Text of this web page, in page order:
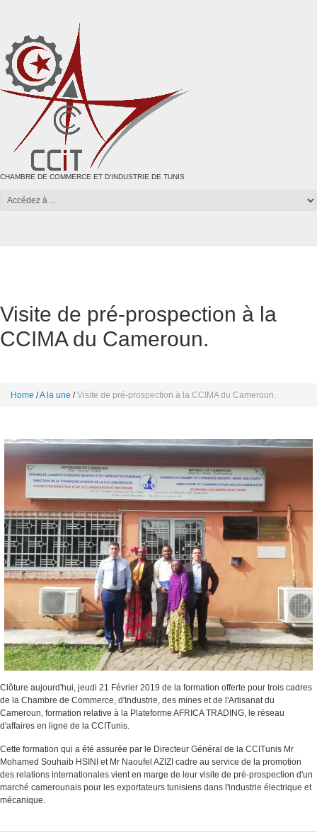
CHAMBRE DE COMMERCE ET D'INDUSTRIE DE TUNIS
Visite de pré-prospection à la
CCIMA du Cameroun.
Home A la une Visite de pré-prospection à la CCIMA du Cameroun.
Clôture aujourd'hui, jeudi 21 Février 2019 de la formation offerte pour trois cadres
de la Chambre de Commerce, d'Industrie, des mines et de l'Artisanat du
Cameroun, formation relative à la Plateforme AFRICA TRADING, le réseau
d'affaires en ligne de la CCITunis.
Cette formation qui a été assurée par le Directeur Général de la CCITunis Mr
Mohamed Souhaib HSINI et Mr Naoufel AZIZI cadre au service de la promotion
des relations internationales vient en marge de leur visite de pré-prospection d'un
marché camerounais pour les exportateurs tunisiens dans l'industrie électrique et
mécanique.